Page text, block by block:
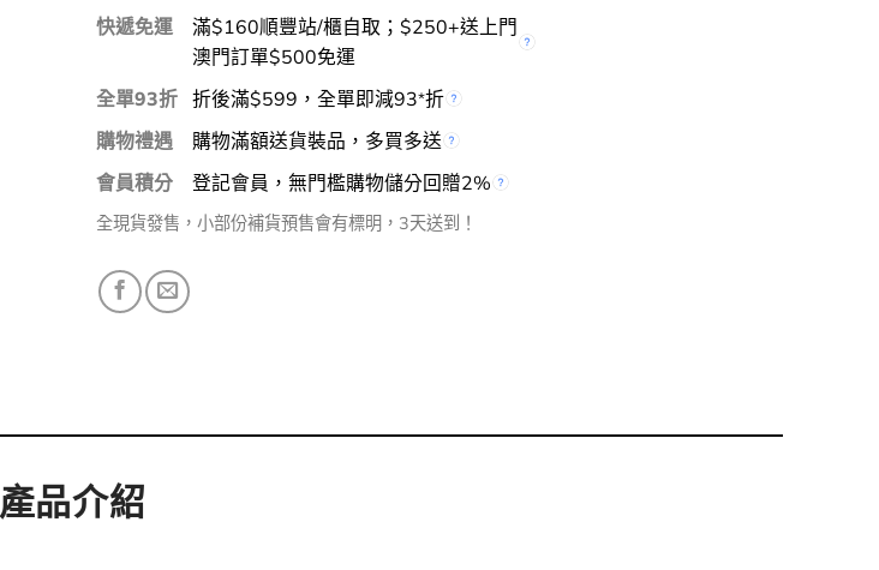
快遞免運
滿$160順豐站/櫃自取；$250+送上門
澳門訂單$500免運
全單93折 折後滿$599，全單即減93*折
購物禮遇
購物滿額送貨裝品，多買多送
會員積分
登記會員，無門檻購物儲分回贈2%
全現貨發售，小部份補貨預售會有標明，3天送到！
產品介紹